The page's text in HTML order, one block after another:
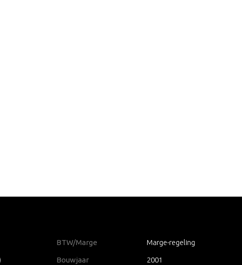
BTW/Marge Marge-regeling
Bouwjaar 2001